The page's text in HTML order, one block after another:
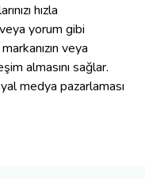
hızla
yorum gibi
veya
almasını sağlar.
medya pazarlaması